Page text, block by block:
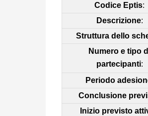
Codice Eptis:
Descrizione:
Struttura dello
Numero e tipo
partecipanti:
Periodo
Conclusione
Inizio previsto